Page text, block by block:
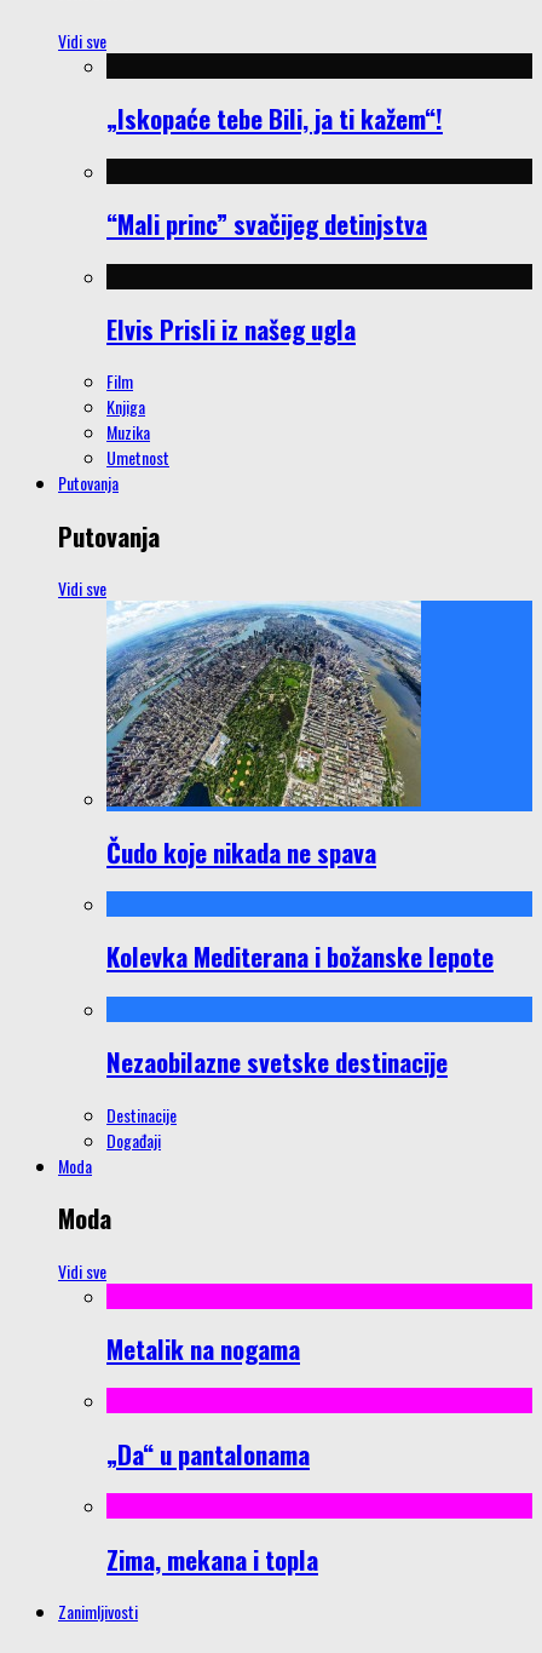
Vidi sve
„Iskopaće tebe Bili, ja ti kažem“!
“Mali princ” svačijeg detinjstva
Elvis Prisli iz našeg ugla
Film
Knjiga
Muzika
Umetnost
Putovanja
Putovanja
Vidi sve
Čudo koje nikada ne spava
Kolevka Mediterana i božanske lepote
Nezaobilazne svetske destinacije
Destinacije
Događaji
Moda
Moda
Vidi sve
Metalik na nogama
„Da“ u pantalonama
Zima, mekana i topla
Zanimljivosti